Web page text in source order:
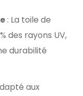
: La toile de
des rayons UV,
durabilité
aux